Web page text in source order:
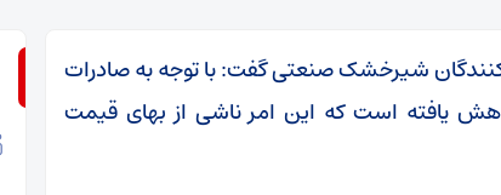
شیرخشک صنعتی گفت: با توجه به صادرات
۱۶ هزارتن به ۹ هزارتن کاهش یافته است که این امر ناشی از بهای قیمت